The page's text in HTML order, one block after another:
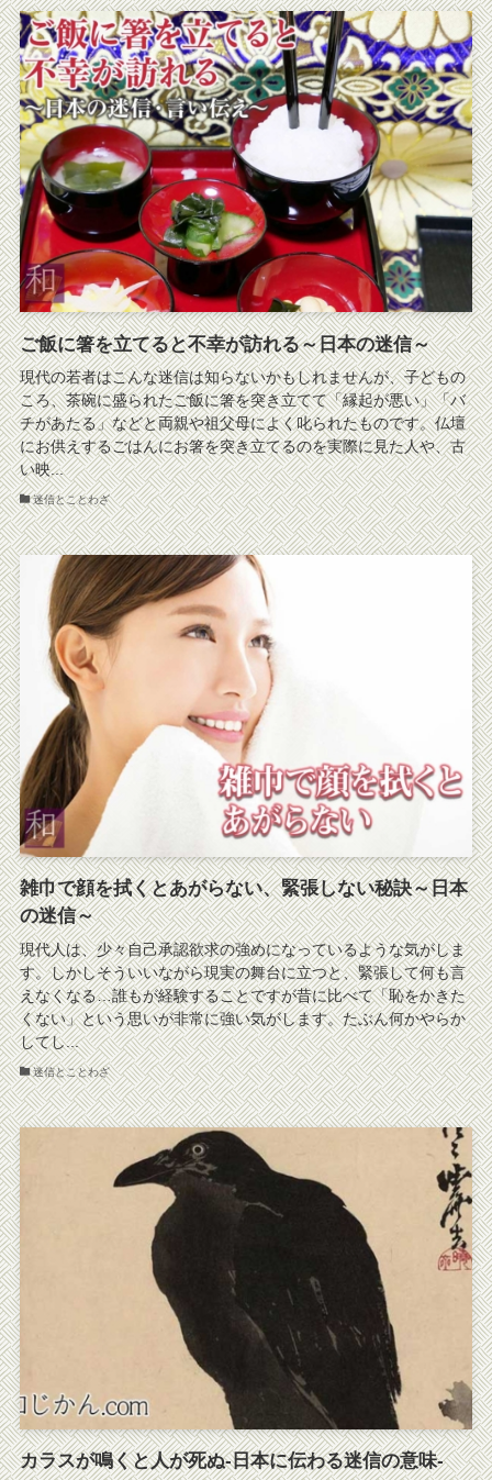
ご飯に箸を立てると不幸が訪れる～日本の迷信～
現代の若者はこんな迷信は知らないかもしれませんが、子どもの
ころ、茶碗に盛られたご飯に箸を突き立てて「縁起が悪い」「バ
チがあたる」などと両親や祖父母によく叱られたものです。仏壇
にお供えするごはんにお箸を突き立てるのを実際に見た人や、古
い映...
迷信とことわざ
雑巾で顔を拭くとあがらない、緊張しない秘訣～日本
の迷信～
現代人は、少々自己承認欲求の強めになっているような気がしま
す。しかしそういいながら現実の舞台に立つと、緊張して何も言
えなくなる…誰もが経験することですが昔に比べて「恥をかきた
くない」という思いが非常に強い気がします。たぶん何かやらか
してし...
迷信とことわざ
カラスが鳴くと人が死ぬ-日本に伝わる迷信の意味-